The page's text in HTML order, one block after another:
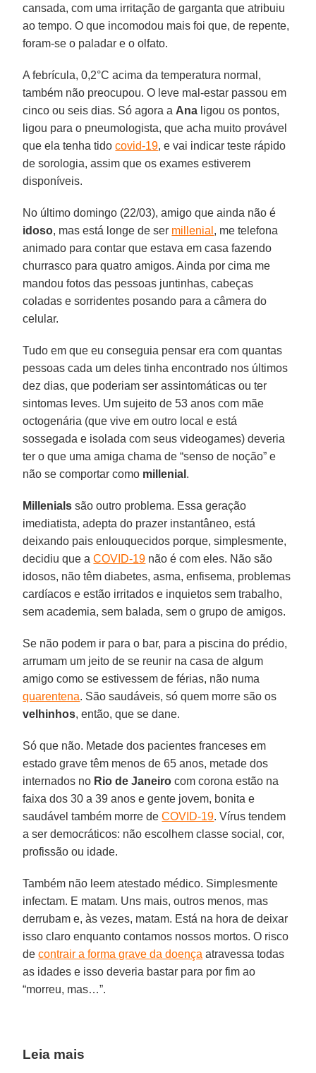
cansada, com uma irritação de garganta que atribuiu
ao tempo. O que incomodou mais foi que, de repente,
foram-se o paladar e o olfato.
A febrícula, 0,2°C acima da temperatura normal,
também não preocupou. O leve mal-estar passou em
cinco ou seis dias. Só agora a Ana ligou os pontos,
ligou para o pneumologista, que acha muito provável
que ela tenha tido covid-19, e vai indicar teste rápido
de sorologia, assim que os exames estiverem
disponíveis.
No último domingo (22/03), amigo que ainda não é
idoso, mas está longe de ser millenial , me telefona
animado para contar que estava em casa fazendo
churrasco para quatro amigos. Ainda por cima me
mandou fotos das pessoas juntinhas, cabeças
coladas e sorridentes posando para a câmera do
celular.
Tudo em que eu conseguia pensar era com quantas
pessoas cada um deles tinha encontrado nos últimos
dez dias, que poderiam ser assintomáticas ou ter
sintomas leves. Um sujeito de 53 anos com mãe
octogenária (que vive em outro local e está
sossegada e isolada com seus videogames) deveria
ter o que uma amiga chama de “senso de noção” e
não se comportar como millenial .
Millenials são outro problema. Essa geração
imediatista, adepta do prazer instantâneo, está
deixando pais enlouquecidos porque, simplesmente,
decidiu que aCOVID-19 não é com eles. Não são
idosos, não têm diabetes, asma, enfisema, problemas
cardíacos e estão irritados e inquietos sem trabalho,
sem academia, sem balada, sem o grupo de amigos.
Se não podem ir para o bar, para a piscina do prédio,
arrumam um jeito de se reunir na casa de algum
amigo como se estivessem de férias, não numa
quarentena. São saudáveis, só quem morre são os
velhinhos, então, que se dane.
Só que não. Metade dos pacientes franceses em
estado grave têm menos de 65 anos, metade dos
internados no Rio de Janeiro com corona estão na
faixa dos 30 a 39 anos e gente jovem, bonita e
saudável também morre de COVID-19. Vírus tendem
a ser democráticos: não escolhem classe social, cor,
profissão ou idade.
Também não leem atestado médico. Simplesmente
infectam. E matam. Uns mais, outros menos, mas
derrubam e, às vezes, matam. Está na hora de deixar
isso claro enquanto contamos nossos mortos. O risco
decontrair a forma grave da doença atravessa todas
as idades e isso deveria bastar para por fim ao
“morreu, mas…”.
Leia mais